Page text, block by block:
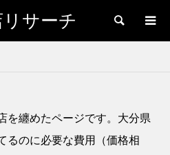
サーチ 検索
を纏めたページです。大分県
るのに必要な費用（価格相